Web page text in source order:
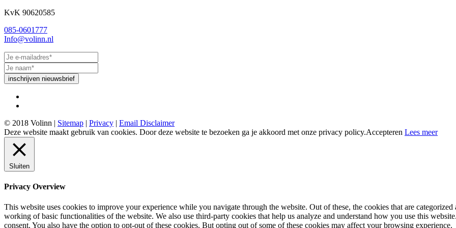
KvK 90620585
085-0601777
Info@volinn.nl
inschrijven nieuwsbrief
© 2018 Volinn | Sitemap | Privacy | Email Disclaimer
Deze website maakt gebruik van cookies. Door deze website te bezoeken ga je akkoord met onze privacy policy.Accepteren Lees meer
Sluiten
Privacy Overview
This website uses cookies to improve your experience while you navigate through the website. Out of these, the cookies that are categorized
working of basic functionalities of the website. We also use third-party cookies that help us analyze and understand how you use this
consent. You also have the option to opt-out of these cookies. But opting out of some of these cookies may affect your browsing experience.